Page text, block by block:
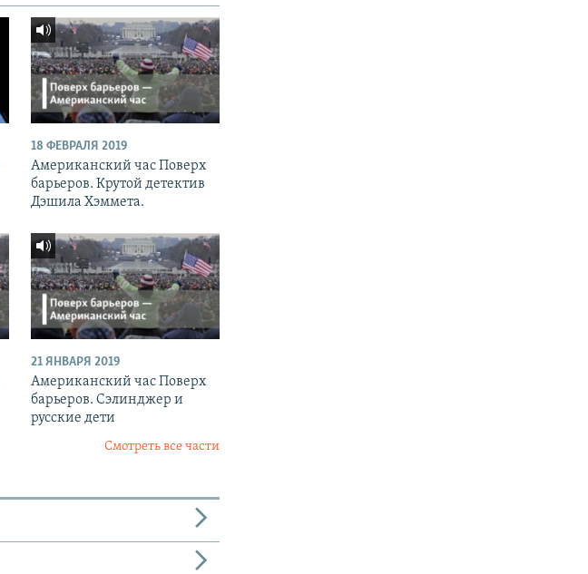
18 ФЕВРАЛЯ 2019
Американский час Поверх
барьеров. Крутой детектив
Дэшила Хэммета.
21 ЯНВАРЯ 2019
Американский час Поверх
барьеров. Сэлинджер и
русские дети
Смотреть все части